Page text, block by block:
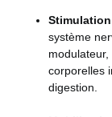
système
corporelles
digestion.